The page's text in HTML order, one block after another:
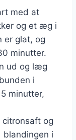
med at
og et æg i
er glat, og
minutter.
ud og læg
i
minutter,
og
blandingen i